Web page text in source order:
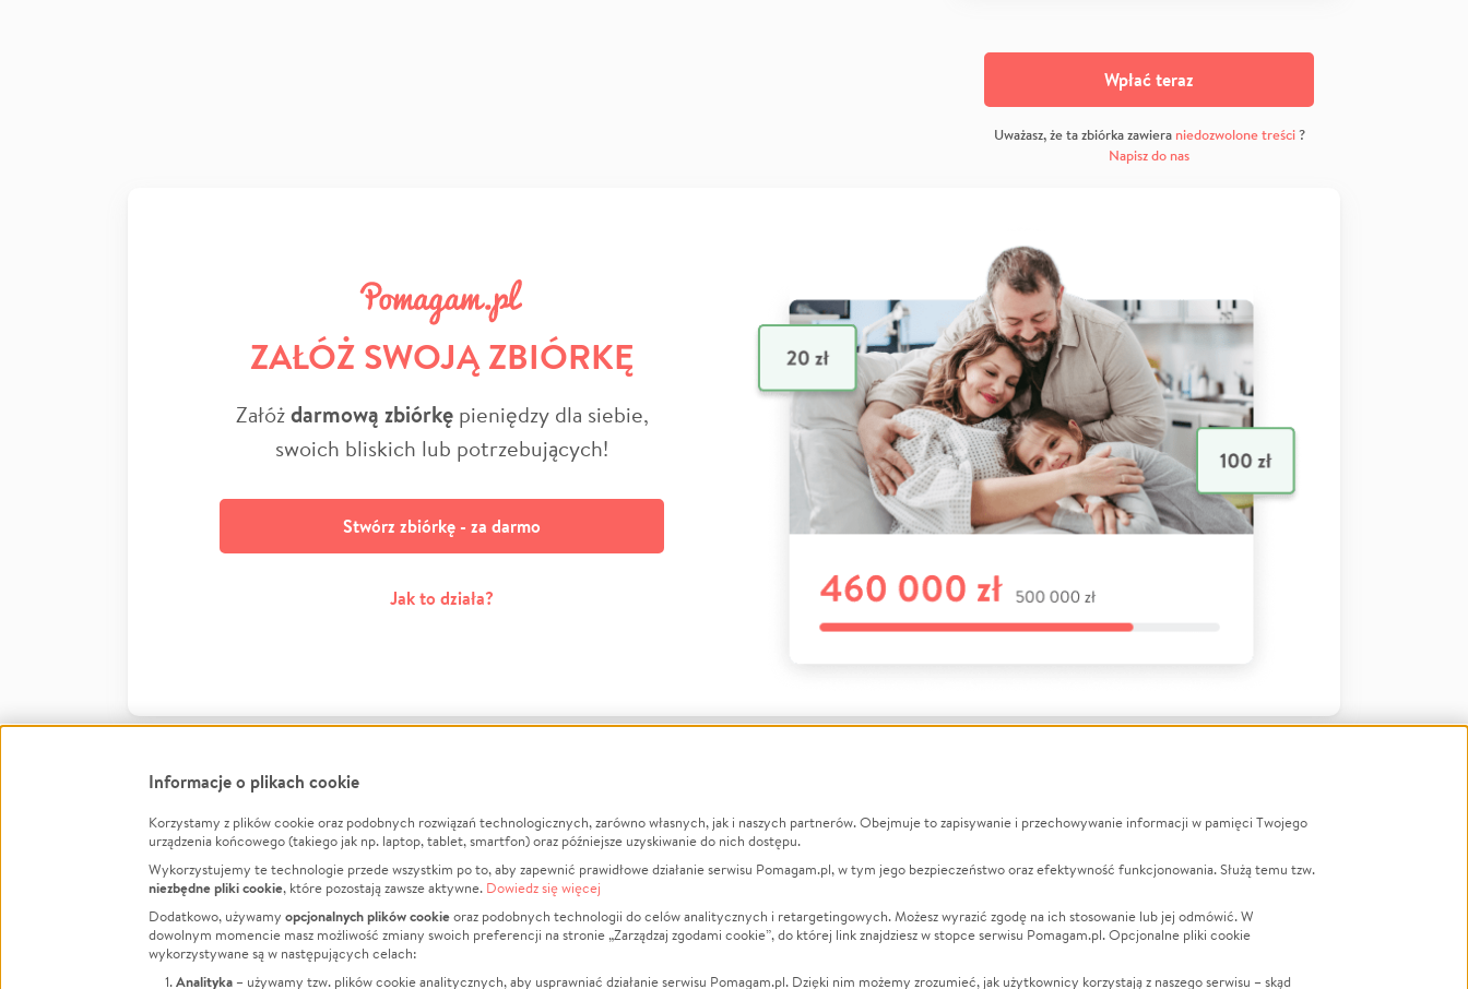
Wpłać teraz
Uważasz, że ta zbiórka zawiera niedozwolone treści?
Napisz do nas
ZAŁÓŻ SWOJĄ ZBIÓRKĘ
Załóżdarmową zbiórkępieniędzy dla siebie,
swoich bliskich lub potrzebujących!
Stwórz zbiórkę - za darmo
Jak to działa?
FacebookTwitter Instagram
LinkedInTikTok Youtube
Informacje
Jak to działa?
Regulamin
Polityka Prywatności
O nas
Opinie
Raporty
Za darmo
Zbieraj na
Leczenie
Zwierzęta
Pożar
LGBTQ+
Powódź
Wichura
Informacje o plikach cookie
Korzystamy z plików cookie oraz podobnych rozwiązań technologicznych, zarówno własnych, jak i naszych partnerów. Obejmuje to zapisywanie i przechowywanie informacji w pamięci Twojego
urządzenia końcowego (takiego jak np. laptop, tablet, smartfon) oraz późniejsze uzyskiwanie do nich dostępu.
Wykorzystujemy te technologie przede wszystkim po to, aby zapewnić prawidłowe działanie serwisu Pomagam.pl, w tym jego bezpieczeństwo oraz efektywność funkcjonowania. Służą temu tzw.
niezbędne pliki cookie, które pozostają zawsze aktywne. Dowiedz się więcej
Dodatkowo, używamy opcjonalnych plików cookieoraz podobnych technologii do celów analitycznych i retargetingowych. Możesz wyrazić zgodę na ich stosowanie lub jej odmówić. W
dowolnym momencie masz możliwość zmiany swoich preferencji na stronie „Zarządzaj zgodami cookie”, do której link znajdziesz w stopce serwisu Pomagam.pl. Opcjonalne pliki cookie
wykorzystywane są w następujących celach:
Analityka – używamy tzw. plików cookie analitycznych, aby usprawniać działanie serwisu Pomagam.pl. Dzięki nim możemy zrozumieć, jak użytkownicy korzystają z naszego serwisu – skąd